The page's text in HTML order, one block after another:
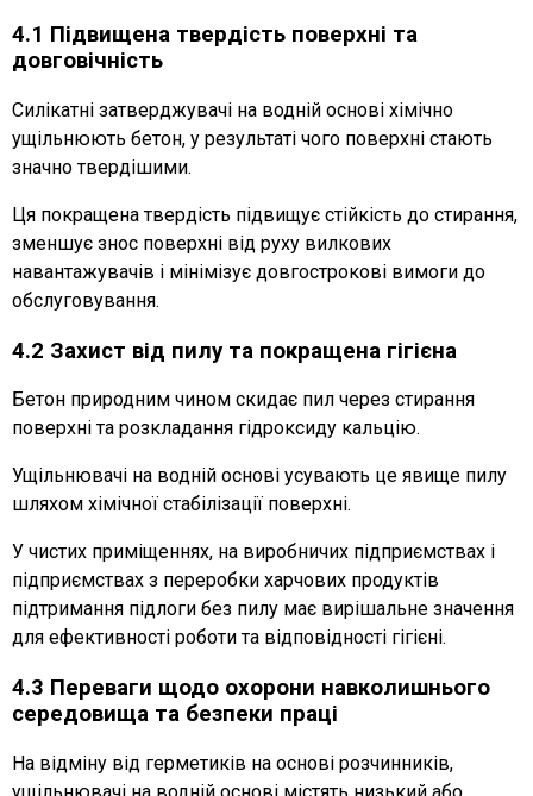
4.1 Підвищена твердість поверхні та
довговічність
Силікатні затверджувачі на водній основі хімічно
ущільнюють бетон, у результаті чого поверхні стають
значно твердішими.
Ця покращена твердість підвищує стійкість до стирання,
зменшує знос поверхні від руху вилкових
навантажувачів і мінімізує довгострокові вимоги до
обслуговування.
4.2 Захист від пилу та покращена гігієна
Бетон природним чином скидає пил через стирання
поверхні та розкладання гідроксиду кальцію.
Ущільнювачі на водній основі усувають це явище пилу
шляхом хімічної стабілізації поверхні.
У чистих приміщеннях, на виробничих підприємствах і
підприємствах з переробки харчових продуктів
підтримання підлоги без пилу має вирішальне значення
для ефективності роботи та відповідності гігієні.
4.3 Переваги щодо охорони навколишнього
середовища та безпеки праці
На відміну від герметиків на основі розчинників,